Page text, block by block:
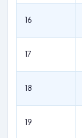
16
17
18
19